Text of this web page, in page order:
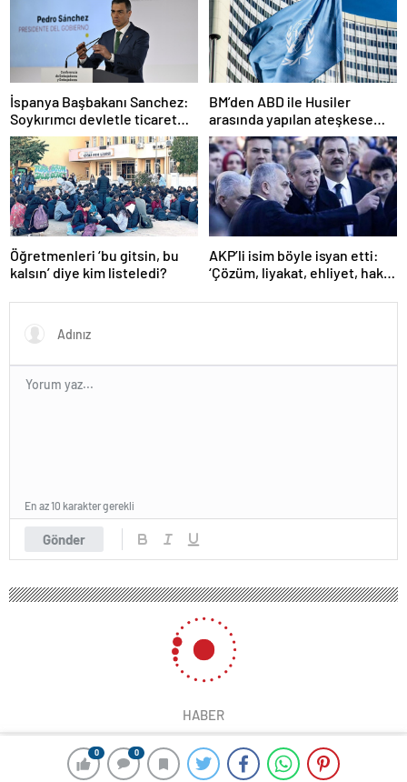
0 0
İspanya Başbakanı Sanchez:
Soykırımcı devletle ticaret
yapmayız
BM’den ABD ile Husiler
arasında yapılan ateşkese
ilişkin değerlendirme
Öğretmenleri ‘bu gitsin, bu
kalsın’ diye kim listeledi?
AKP’li isim böyle isyan etti:
‘Çözüm, liyakat, ehliyet, hak,
Gönder
En az 10 karakter gerekli
HABER